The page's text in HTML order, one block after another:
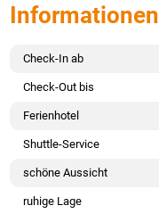
Informationen
Check-In ab
Check-Out bis
Ferienhotel
Shuttle-Service
schöne Aussicht
ruhige Lage